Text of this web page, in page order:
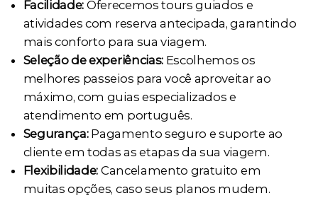
Facilidade: Oferecemos tours guiados e
atividades com reserva antecipada, garantindo
mais conforto para sua viagem.
Seleção de experiências:Escolhemos os
melhores passeios para você aproveitar ao
máximo, com guias especializados e
atendimento em português.
Segurança:Pagamento seguro e suporte ao
cliente em todas as etapas da sua viagem.
Flexibilidade: Cancelamento gratuito em
muitas opções, caso seus planos mudem.